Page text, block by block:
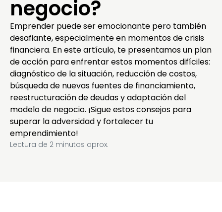
negocio?
Emprender puede ser emocionante pero también
desafiante, especialmente en momentos de crisis
financiera. En este artículo, te presentamos un plan
de acción para enfrentar estos momentos difíciles:
diagnóstico de la situación, reducción de costos,
búsqueda de nuevas fuentes de financiamiento,
reestructuración de deudas y adaptación del
modelo de negocio. ¡Sigue estos consejos para
superar la adversidad y fortalecer tu
emprendimiento!
Lectura de 2 minutos aprox.